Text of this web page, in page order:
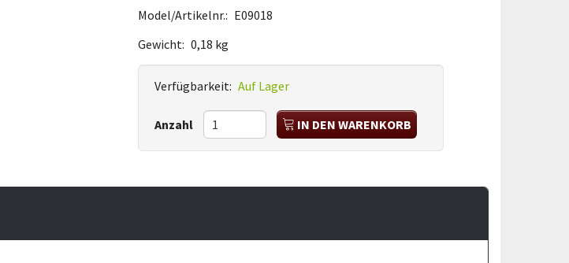
Model/Artikelnr.: E09018
Gewicht: 0,18 kg
Verfügbarkeit: Auf Lager
Anzahl IN DEN WARENKORB